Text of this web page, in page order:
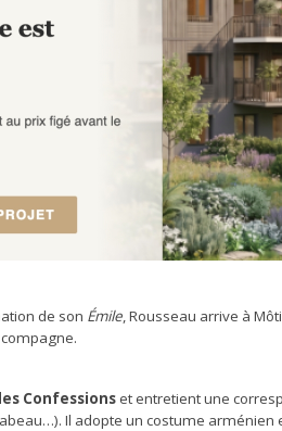
de son Émile, Rousseau arrive à
Confessionset entretient une
Il adopte un costume